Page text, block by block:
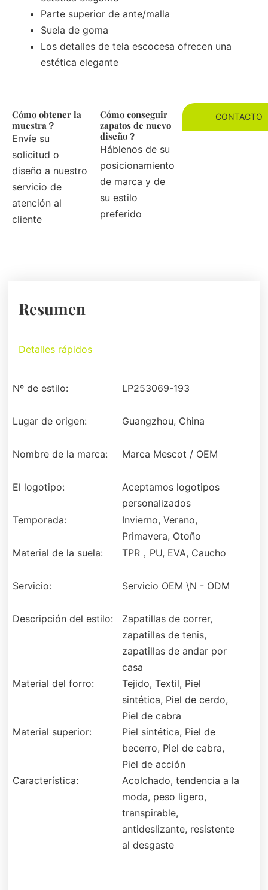
Parte superior de ante/malla
Suela de goma
Los detalles de tela escocesa ofrecen una
estética elegante
Cómo obtener la
muestra？
Envíe su
solicitud o
diseño a nuestro
servicio de
atención al
cliente
Cómo conseguir
zapatos de nuevo
diseño？
Háblenos de su
posicionamiento
de marca y de
su estilo
preferido
CONTACTO
Resumen
Detalles rápidos
Nº de estilo: LP253069-193
Lugar de origen: Guangzhou, China
Nombre de la marca: Marca Mescot / OEM
El logotipo:
Aceptamos logotipos
personalizados
Temporada:
Invierno, Verano,
Primavera, Otoño
Material de la suela:
TPR，PU, EVA, Caucho
Servicio: Servicio OEM \N - ODM
Descripción del estilo:
Zapatillas de correr,
zapatillas de tenis,
zapatillas de andar por
casa
Material del forro:
Tejido, Textil, Piel
sintética, Piel de cerdo,
Piel de cabra
Material superior:
Piel sintética, Piel de
becerro, Piel de cabra,
Piel de acción
Característica:
Acolchado, tendencia a la
moda, peso ligero,
transpirable,
antideslizante, resistente
al desgaste